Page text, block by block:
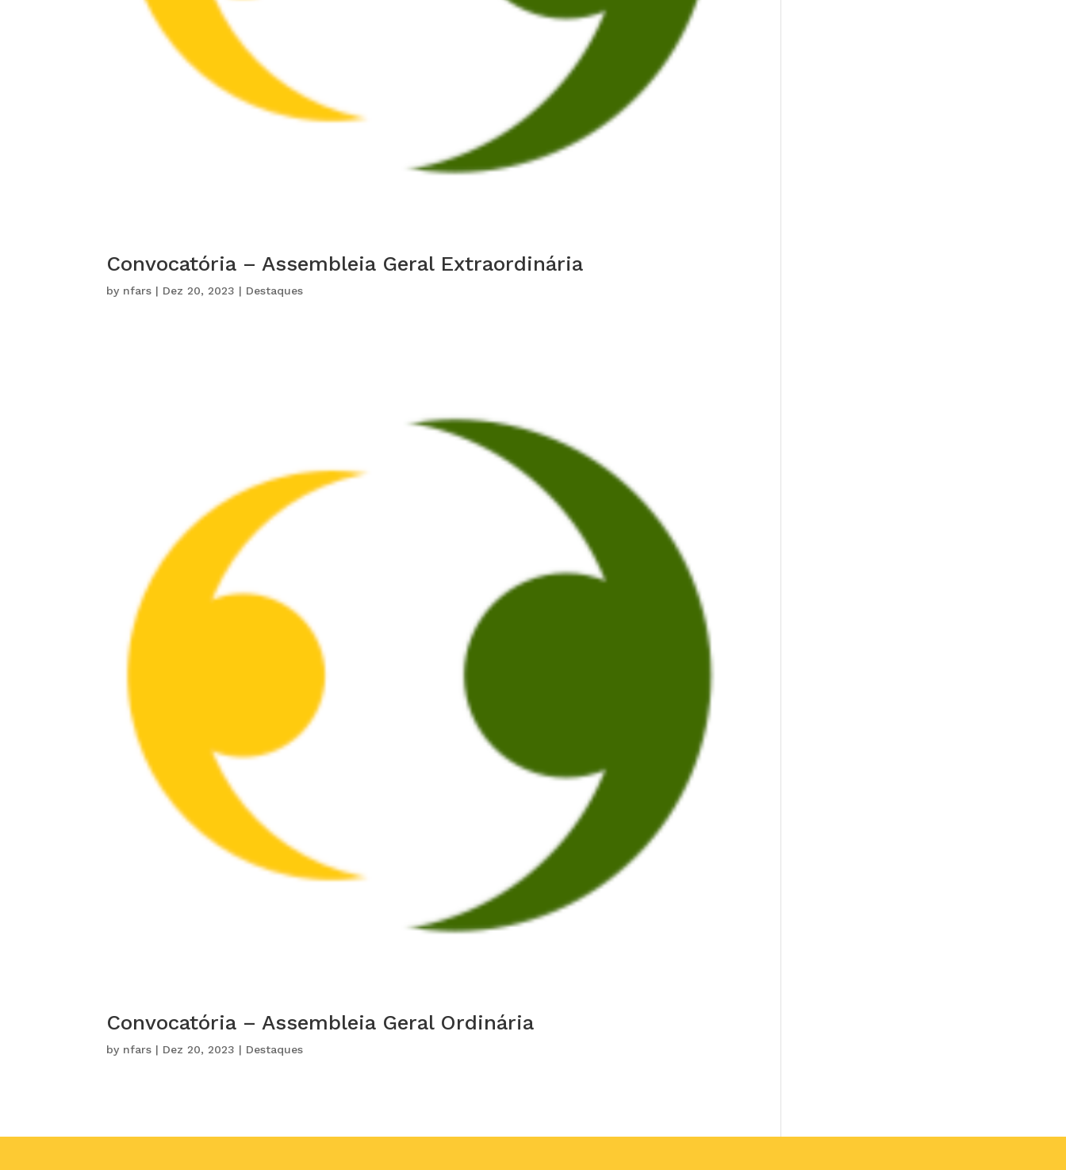
Convocatória – Assembleia Geral Extraordinária
by nfars | Dez 20, 2023 | Destaques
Convocatória – Assembleia Geral Ordinária
by nfars | Dez 20, 2023 | Destaques